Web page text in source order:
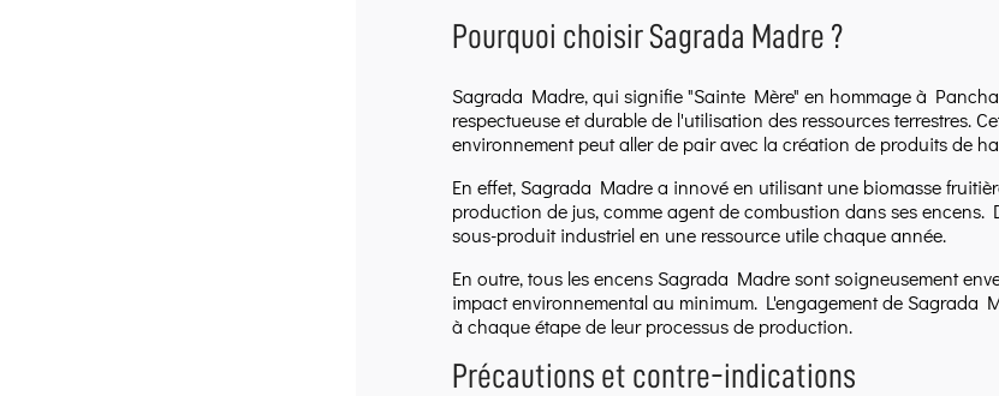
Pourquoi choisir Sagrada Madre ?
Sagrada Madre, qui signifie "Sainte Mère" en hommage à
respectueuse et durable de l'utilisation des ressources terrestres.
environnement peut aller de pair avec la création de produits de
En effet, Sagrada Madre a innové en utilisant une biomasse
production de jus, comme agent de combustion dans ses encens.
sous-produit industriel en une ressource utile chaque année.
En outre, tous les encens Sagrada Madre sont soigneusement
impact environnemental au minimum. L'engagement de Sagrada
à chaque étape de leur processus de production.
Précautions et contre-indications